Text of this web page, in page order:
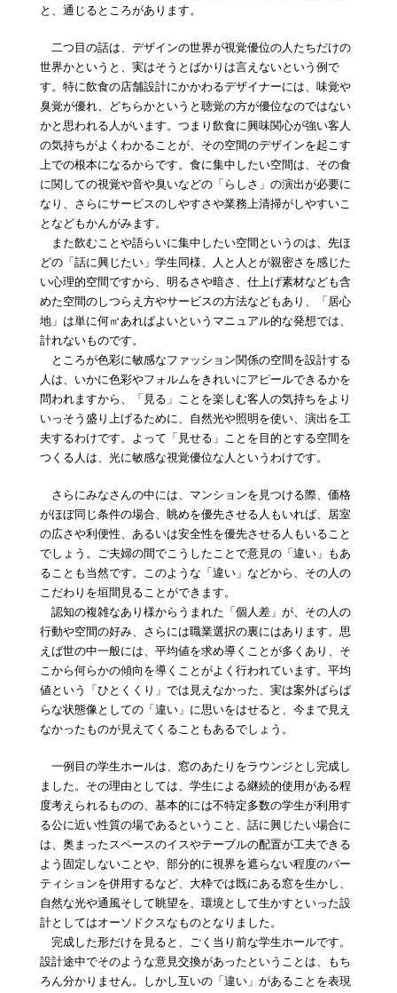
と、通じるところがあります。
二つ目の話は、デザインの世界が視覚優位の人たちだけの
世界かというと、実はそうとばかりは言えないという例で
す。特に飲食の店舗設計にかかわるデザイナーには、味覚や
臭覚が優れ、どちらかというと聴覚の方が優位なのではない
かと思われる人がいます。つまり飲食に興味関心が強い客人
の気持ちがよくわかることが、その空間のデザインを起こす
上での根本になるからです。食に集中したい空間は、その食
に関しての視覚や音や臭いなどの「らしさ」の演出が必要に
なり、さらにサービスのしやすさや業務上清掃がしやすいこ
となどもかんがみます。
また飲むことや語らいに集中したい空間というのは、先ほ
どの「話に興じたい」学生同様、人と人とが親密さを感じた
い心理的空間ですから、明るさや暗さ、仕上げ素材なども含
めた空間のしつらえ方やサービスの方法などもあり、「居心
地」は単に何㎡あればよいというマニュアル的な発想では、
計れないものです。
ところが色彩に敏感なファッション関係の空間を設計する
人は、いかに色彩やフォルムをきれいにアピールできるかを
問われますから、「見る」ことを楽しむ客人の気持ちをより
いっそう盛り上げるために、自然光や照明を使い、演出を工
夫するわけです。よって「見せる」ことを目的とする空間を
つくる人は、光に敏感な視覚優位な人というわけです。
さらにみなさんの中には、マンションを見つける際、価格
がほぼ同じ条件の場合、眺めを優先させる人もいれば、居室
の広さや利便性、あるいは安全性を優先させる人もいること
でしょう。ご夫婦の間でこうしたことで意見の「違い」もあ
ることも当然です。このような「違い」などから、その人の
こだわりを垣間見ることができます。
認知の複雑なあり様からうまれた「個人差」が、その人の
行動や空間の好み、さらには職業選択の裏にはあります。思
えば世の中一般には、平均値を求め導くことが多くあり、そ
こから何らかの傾向を導くことがよく行われています。平均
値という「ひとくくり」では見えなかった、実は案外ばらば
らな状態像としての「違い」に思いをはせると、今まで見え
なかったものが見えてくることもあるでしょう。
一例目の学生ホールは、窓のあたりをラウンジとし完成し
ました。その理由としては、学生による継続的使用がある程
度考えられるものの、基本的には不特定多数の学生が利用す
る公に近い性質の場であるということ、話に興じたい場合に
は、奥まったスペースのイスやテーブルの配置が工夫できる
よう固定しないことや、部分的に視界を遮らない程度のパー
ティションを併用するなど、大枠では既にある窓を生かし、
自然な光や通風そして眺望を、環境として生かすといった設
計としてはオーソドクスなものとなりました。
完成した形だけを見ると、ごく当り前な学生ホールです。
設計途中でそのような意見交換があったということは、もち
ろん分かりません。しかし互いの「違い」があることを表現